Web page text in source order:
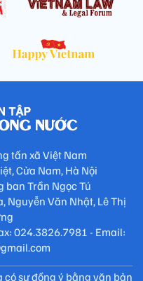
tấn xã Việt Nam
Cửa Nam, Hà Nội
ban Trần Ngọc Tú
Nguyễn Văn Nhật, Lê Thị
024.3826.7981 - Email:
sự đồng ý bằng văn bản